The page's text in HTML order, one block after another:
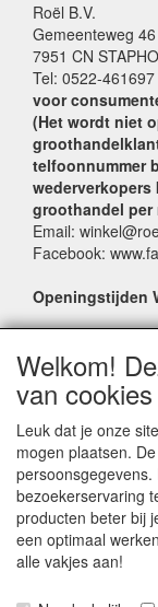
Roël B.V.
Gemeenteweg 46
7951 CN
Tel: 0522-461697
voor
(Het wordt niet
telfoonnummer
groothandel per
Email:
Facebook:
Openingstijden
Zaterdag: 9:00 -
SERVICE
Verkoopadressen
Webwinkels
Partner
Algemene
Welkom!
van cookies
Leuk dat je onze
mogen plaatsen.
bezoekerservaring
producten beter bij
een optimaal
alle vakjes aan!